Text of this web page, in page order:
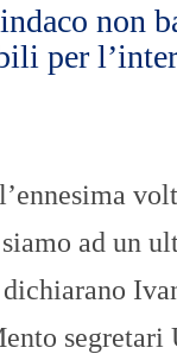
non
per
ad un
segretari